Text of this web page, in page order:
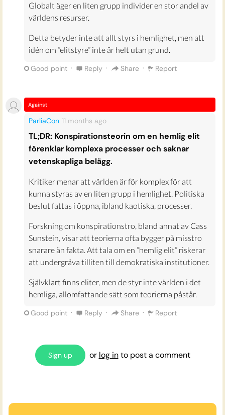
Globalt äger en liten grupp individer en stor andel av
världens resurser.
Detta betyder inte att allt styrs i hemlighet, men att
idén om ”elitstyre” inte är helt utan grund.
Good point · Reply · Share · Report
Against
ParliaCon 11 months ago
TL;DR: Konspirationsteorin om en hemlig elit
förenklar komplexa processer och saknar
vetenskapliga belägg.
Kritiker menar att världen är för komplex för att
kunna styras av en liten grupp i hemlighet. Politiska
beslut fattas i öppna, ibland kaotiska, processer.
Forskning om konspirationstro, bland annat av Cass
Sunstein, visar att teorierna ofta bygger på misstro
snarare än fakta. Att tala om en ”hemlig elit” riskerar
att undergräva tilliten till demokratiska institutioner.
Självklart finns eliter, men de styr inte världen i det
hemliga, allomfattande sätt som teorierna påstår.
Good point · Reply · Share · Report
Sign up or log into post a comment